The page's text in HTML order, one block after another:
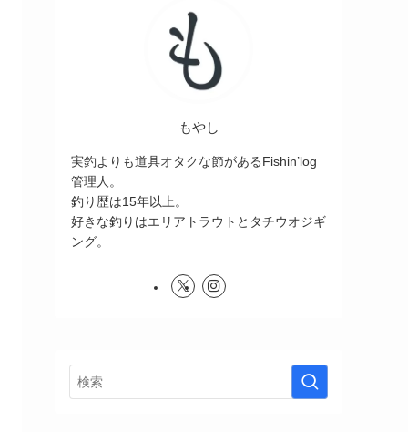
もやし
実釣よりも道具オタクな節があるFishin’log
管理人。
釣り歴は15年以上。
好きな釣りはエリアトラウトとタチウオジギ
ング。